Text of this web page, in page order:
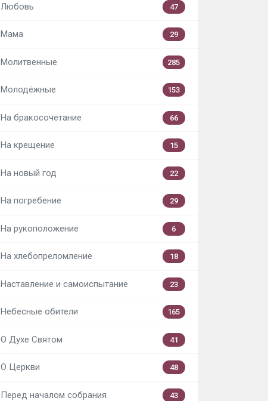
Любовь 47
Мама 29
Молитвенные 285
Молодёжные 153
На бракосочетание 66
На крещение 15
На новый год 22
На погребение 29
На рукоположение 6
На хлебопреломление 18
Наставление и самоиспытание 23
Небесные обители 165
О Духе Святом 41
О Церкви 48
Перед началом собрания 43